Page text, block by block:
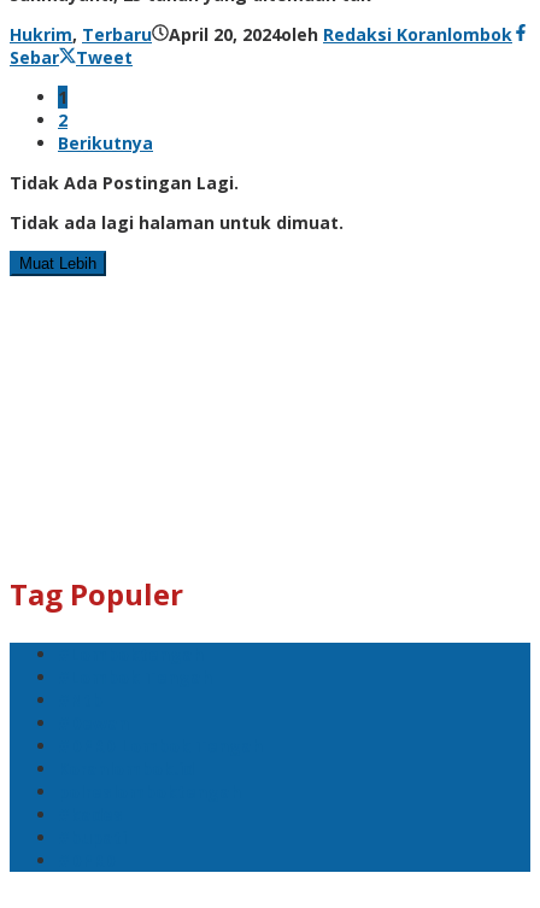
Hukrim, Terbaru April 20, 2024oleh Redaksi Koranlombok
Sebar
Tweet
1
2
Berikutnya
Tidak Ada Postingan Lagi.
Tidak ada lagi halaman untuk dimuat.
Muat Lebih
Tag Populer